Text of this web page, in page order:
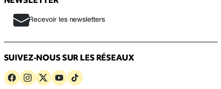
Recevoir les newsletters
SUIVEZ-NOUS SUR LES RÉSEAUX